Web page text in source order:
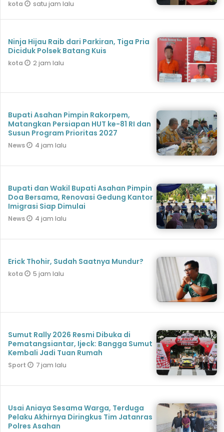
kota satu jam lalu
Ninja Hijau Raib dari Parkiran, Tiga Pria
Diciduk Polsek Batang Kuis
kota 2 jam lalu
Bupati Asahan Pimpin Rakorpem,
Matangkan Persiapan HUT ke-81 RI dan
Susun Program Prioritas 2027
News 4 jam lalu
Bupati dan Wakil Bupati Asahan Pimpin
Doa Bersama, Renovasi Gedung Kantor
Imigrasi Siap Dimulai
News 4 jam lalu
Erick Thohir, Sudah Saatnya Mundur?
kota 5 jam lalu
Sumut Rally 2026 Resmi Dibuka di
Pematangsiantar, Ijeck: Bangga Sumut
Kembali Jadi Tuan Rumah
Sport 7 jam lalu
Usai Aniaya Sesama Warga, Terduga
Pelaku Akhirnya Diringkus Tim Jatanras
Polres Asahan